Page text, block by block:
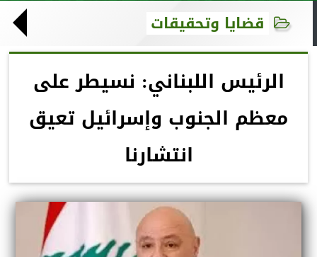
قضايا وتحقيقات
الرئيس اللبناني: نسيطر على
معظم الجنوب وإسرائيل تعيق
انتشارنا